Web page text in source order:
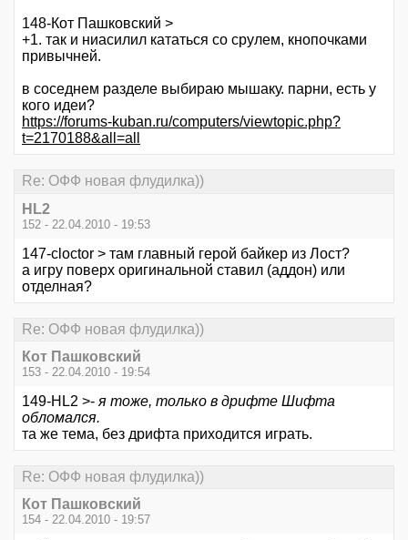
148-Кот Пашковский >
+1. так и ниасилил кататься со срулем, кнопочками
привычней.
в соседнем разделе выбираю мышаку. парни, есть у
кого идеи?
https://forums-kuban.ru/computers/viewtopic.php?
t=2170188&all=all
Re: ОФФ новая флудилка))
HL2
152 - 22.04.2010 - 19:53
147-cloctor > там главный герой байкер из Лост?
а игру поверх оригинальной ставил (аддон) или
отделная?
Re: ОФФ новая флудилка))
Кот Пашковский
153 - 22.04.2010 - 19:54
149-HL2 >- я тоже, только в дрифте Шифта
обломался.
та же тема, без дрифта приходится играть.
Re: ОФФ новая флудилка))
Кот Пашковский
154 - 22.04.2010 - 19:57